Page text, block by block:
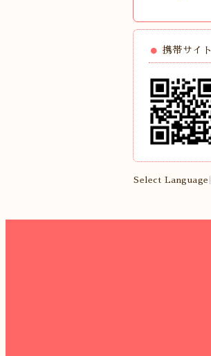
携帯サイト
Select Language